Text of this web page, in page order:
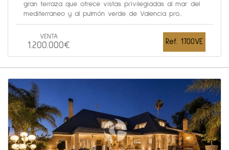
gran terraza que ofrece vistas privilegiadas al mar del
mediterraneo y al pulmón verde de Valencia pro...
VENTA
1.200.000€ Ref. 1700VE